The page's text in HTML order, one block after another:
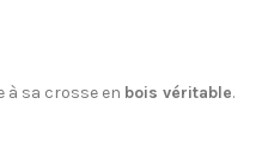
à sa crosse en bois véritable.